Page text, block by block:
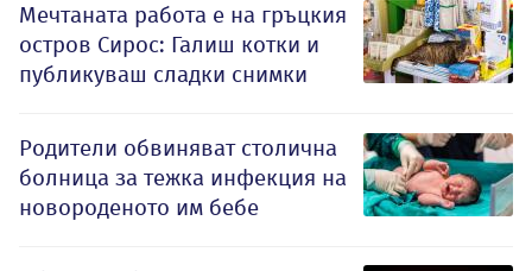
Мечтаната работа е на гръцкия
остров Сирос: Галиш котки и
публикуваш сладки снимки
Родители обвиняват столична
болница за тежка инфекция на
новороденото им бебе